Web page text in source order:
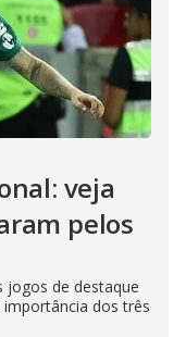
veja
pelos
jogos de destaque
importância dos três